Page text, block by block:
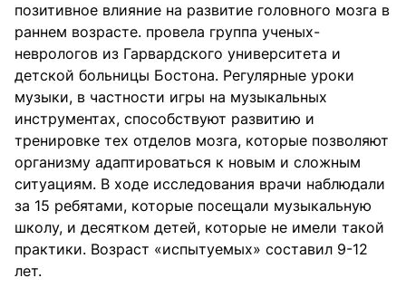
позитивное влияние на развитие головного мозга в
раннем возрасте. провела группа ученых-
неврологов из Гарвардского университета и
детской больницы Бостона. Регулярные уроки
музыки, в частности игры на музыкальных
инструментах, способствуют развитию и
тренировке тех отделов мозга, которые позволяют
организму адаптироваться к новым и сложным
ситуациям. В ходе исследования врачи наблюдали
за 15 ребятами, которые посещали музыкальную
школу, и десятком детей, которые не имели такой
практики. Возраст «испытуемых» составил 9-12
лет.